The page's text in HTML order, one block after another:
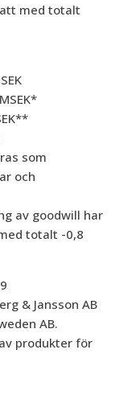
med totalt
som
och
av goodwill har
totalt -0,8
& Jansson AB
AB.
produkter för